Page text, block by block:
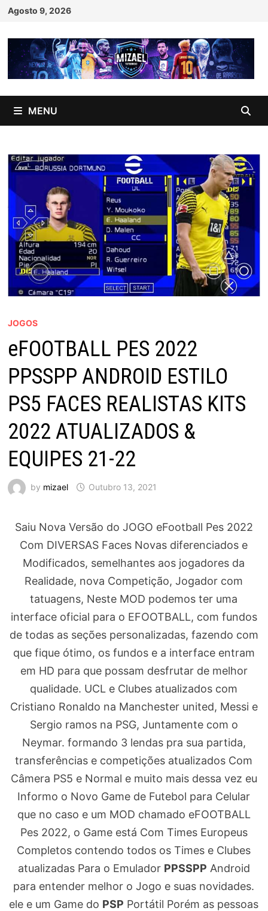
Skip
content
Agosto 9, 2026
MENU
JOGOS
eFOOTBALL PES 2022
PPSSPP ANDROID ESTILO
PS5 FACES REALISTAS KITS
2022 ATUALIZADOS &
EQUIPES 21-22
by mizael Outubro 13, 2021
Saiu Nova Versão do JOGO eFootball Pes 2022
Com DIVERSAS Faces Novas diferenciados e
Modificados, semelhantes aos jogadores da
Realidade, nova Competição, Jogador com
tatuagens, Neste MOD podemos ter uma
interface oficial para o EFOOTBALL, com fundos
de todas as seções personalizadas, fazendo com
que fique ótimo, os fundos e a interface entram
em HD para que possam desfrutar de melhor
qualidade. UCL e Clubes atualizados com
Cristiano Ronaldo na Manchester united, Messi e
Sergio ramos na PSG, Juntamente com o
Neymar. formando 3 lendas pra sua partida,
transferências e competições atualizados Com
Câmera PS5 e Normal e muito mais dessa vez eu
Informo o Novo Game de Futebol para Celular
que no caso e um MOD chamado eFOOTBALL
Pes 2022, o Game está Com Times Europeus
Completos contendo todos os Times e Clubes
atualizadas Para o Emulador PPSSPP Android
para entender melhor o Jogo e suas novidades.
ele e um Game do PSP Portátil Porém as pessoas